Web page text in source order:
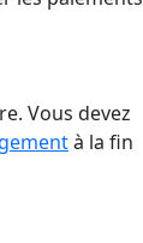
Vous devez
à la fin